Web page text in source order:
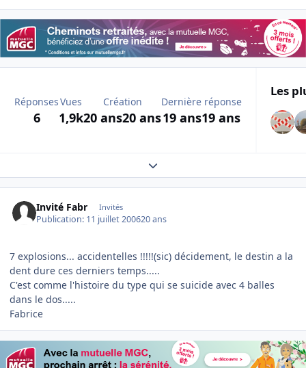
Réponses
6
Vues
1,9k
Création
20 ans20 ans
Dernière réponse
19 ans19 ans
Les
Expand topic overview
Invité Fabr Invités
Publication: 11 juillet 200620 ans
7 explosions... accidentelles !!!!!(sic) décidement, le destin a la
dent dure ces derniers temps.....
C'est comme l'histoire du type qui se suicide avec 4 balles
dans le dos.....
Fabrice